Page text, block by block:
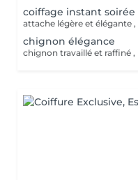
coiffage instant soirée
chignon élégance
chignon travaillé et raffiné